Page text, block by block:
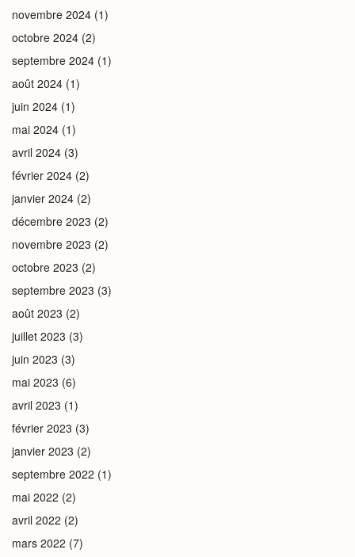
novembre 2024 (1)
octobre 2024 (2)
septembre 2024 (1)
août 2024 (1)
juin 2024 (1)
mai 2024 (1)
avril 2024 (3)
février 2024 (2)
janvier 2024 (2)
décembre 2023 (2)
novembre 2023 (2)
octobre 2023 (2)
septembre 2023 (3)
août 2023 (2)
juillet 2023 (3)
juin 2023 (3)
mai 2023 (6)
avril 2023 (1)
février 2023 (3)
janvier 2023 (2)
septembre 2022 (1)
mai 2022 (2)
avril 2022 (2)
mars 2022 (7)